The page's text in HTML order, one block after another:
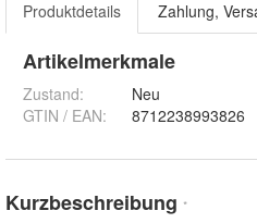
Produktdetails Zahlung,
Artikelmerkmale
Zustand:
Neu
GTIN / EAN:
8712238993826
Kurzbeschreibung *